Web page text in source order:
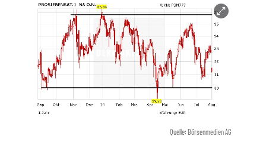
Quelle: Börsenmedien AG